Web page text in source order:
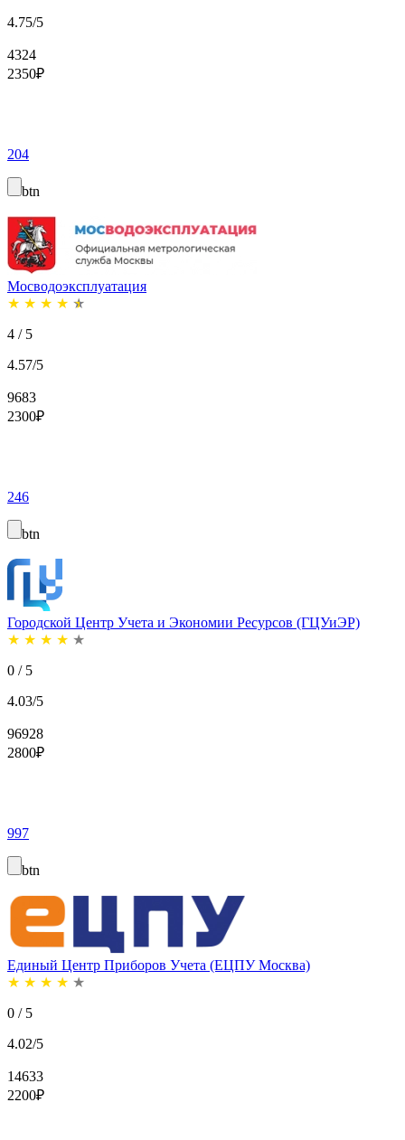
4.75/5
4324
2350₽
204
btn
Мосводоэксплуатация
★ ★ ★ ★ ★
4 / 5
4.57/5
9683
2300₽
246
btn
Городской Центр Учета и Экономии Ресурсов (ГЦУиЭР)
★ ★ ★ ★ ★
0 / 5
4.03/5
96928
2800₽
997
btn
Единый Центр Приборов Учета (ЕЦПУ Москва)
★ ★ ★ ★ ★
0 / 5
4.02/5
14633
2200₽